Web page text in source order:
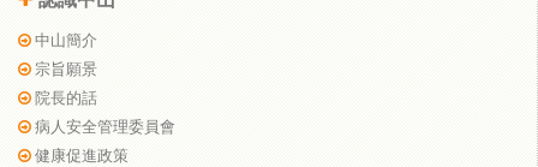
中山簡介
宗旨願景
院長的話
病人安全管理委員會
健康促進政策